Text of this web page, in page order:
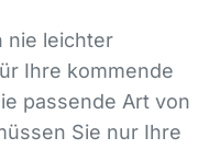
nie leichter
Ihre kommende
passende Art von
Sie nur Ihre